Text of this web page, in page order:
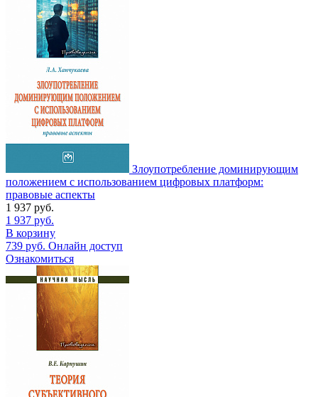
Злоупотребление доминирующим
положением с использованием цифровых платформ:
правовые аспекты
1 937 руб.
1 937 руб.
В корзину
739 руб. Онлайн доступ
Ознакомиться